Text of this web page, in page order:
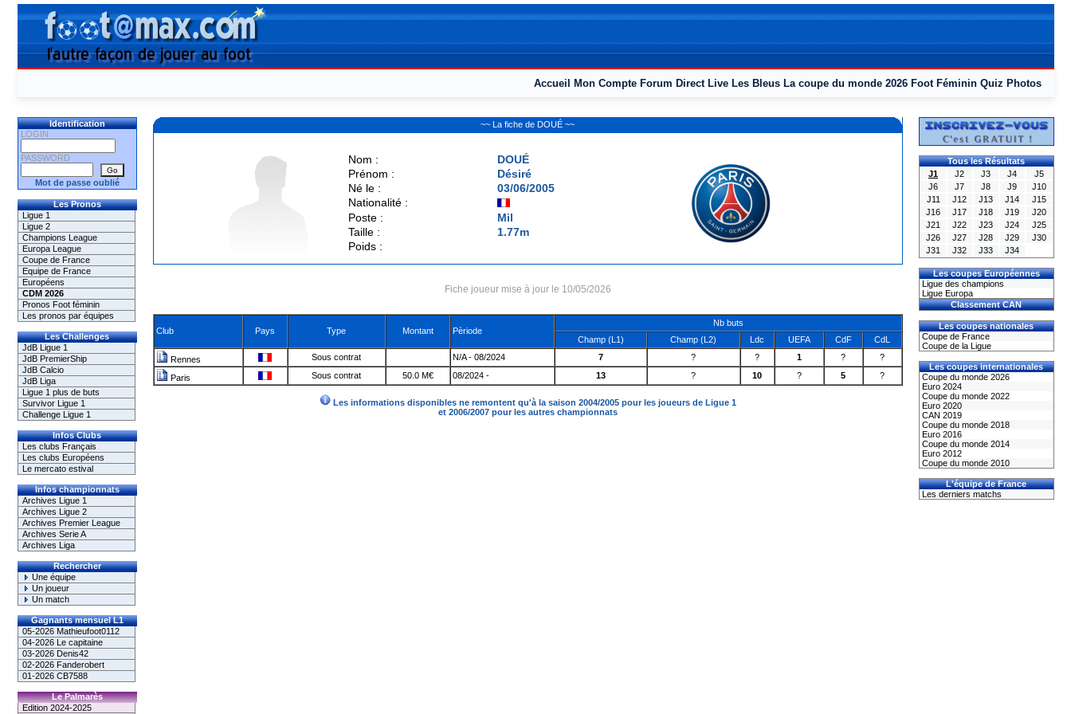
Accueil Mon Compte Forum Direct Live Les Bleus La coupe du monde 2026 Foot Féminin Quiz Photos
Identification
LOGIN
PASSWORD
Mot de passe oublié
Les Pronos
Ligue 1
Ligue 2
Champions League
Europa League
Coupe de France
Equipe de France
Européens
CDM 2026
Pronos Foot féminin
Les pronos par équipes
Les Challenges
JdB Ligue 1
JdB PremierShip
JdB Calcio
JdB Liga
Ligue 1 plus de buts
Survivor Ligue 1
Challenge Ligue 1
Infos Clubs
Les clubs Français
Les clubs Européens
Le mercato estival
Infos championnats
Archives Ligue 1
Archives Ligue 2
Archives Premier League
Archives Serie A
Archives Liga
Rechercher
Une équipe
Un joueur
Un match
Gagnants mensuel L1
05-2026 Mathieufoot0112
04-2026 Le capitaine
03-2026 Denis42
02-2026 Fanderobert
01-2026 CB7588
Le Palmarès
Edition 2024-2025
~~ La fiche de DOUÉ ~~
Nom :
DOUÉ
Prénom :
Désiré
Né le :
03/06/2005
Nationalité :
Poste :
Mil
Taille :
1.77m
Poids :
Fiche joueur mise à jour le 10/05/2026
Club Pays Type Montant Pèriode
Nb buts
Champ (L1)
Champ (L2) Ldc UEFA CdF CdL
Rennes Sous contrat N/A - 08/2024 7 ? ? 1 ? ?
Paris Sous contrat 50.0 M€ 08/2024 - 13 ? 10 ? 5 ?
Les informations disponibles ne remontent qu'à la saison 2004/2005 pour les joueurs de Ligue 1
et 2006/2007 pour les autres championnats
Tous les Résultats
J1
J2 J3 J4
J5
J6
J7 J8 J9
J10
J11
J12 J13 J14
J15
J16
J17 J18 J19
J20
J21
J22 J23 J24
J25
J26
J27 J28 J29
J30
J31
J32 J33 J34
Les coupes Européennes
Ligue des champions
Ligue Europa
Classement CAN
Les coupes nationales
Coupe de France
Coupe de la Ligue
Les coupes internationales
Coupe du monde 2026
Euro 2024
Coupe du monde 2022
Euro 2020
CAN 2019
Coupe du monde 2018
Euro 2016
Coupe du monde 2014
Euro 2012
Coupe du monde 2010
L'équipe de France
Les derniers matchs